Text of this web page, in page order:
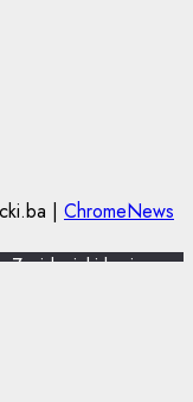
| ChromeNews
Zavidovicki.ba je